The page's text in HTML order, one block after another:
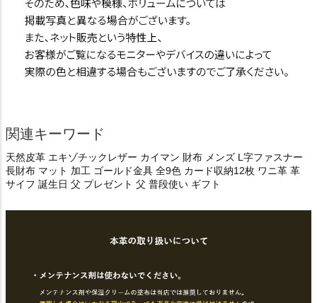
関連キーワード
天然皮革 エキゾチックレザー カイマン 財布 メンズ L字ファスナー
長財布 マット 加工 ゴールド金具 全9色 カード収納12枚 ワニ革 革
サイフ 誕生日 父 プレゼント 父 普段使い ギフト